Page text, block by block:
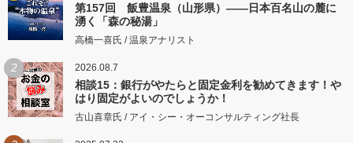
第157回 飯豊温泉（山形県）――日本百名山の麓に
湧く「森の秘湯」
高橋一喜氏 / 温泉アナリスト
2 2026.08.7
相談15：銀行がやたらと固定金利を勧めてきます！や
はり固定がよいのでしょうか！
古山喜章氏 / アイ・シー・オーコンサルティング社長